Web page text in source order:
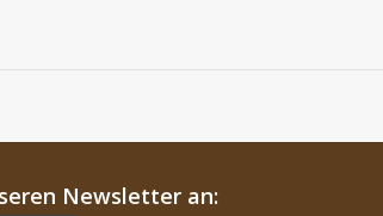
Newsletter an: